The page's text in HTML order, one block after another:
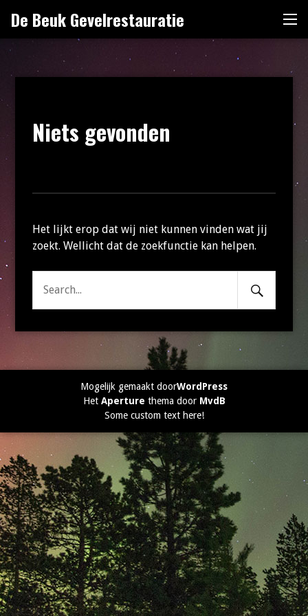
de
inhoud
De Beuk Gevelrestauratie
Niets gevonden
Het lijkt erop dat wij niet kunnen vinden wat jij
zoekt. Wellicht dat de zoekfunctie kan helpen.
Zoeken
naar:
Search
Submit
Mogelijk gemaakt doorWordPress
Het Aperture thema door MvdB
Some custom text here!